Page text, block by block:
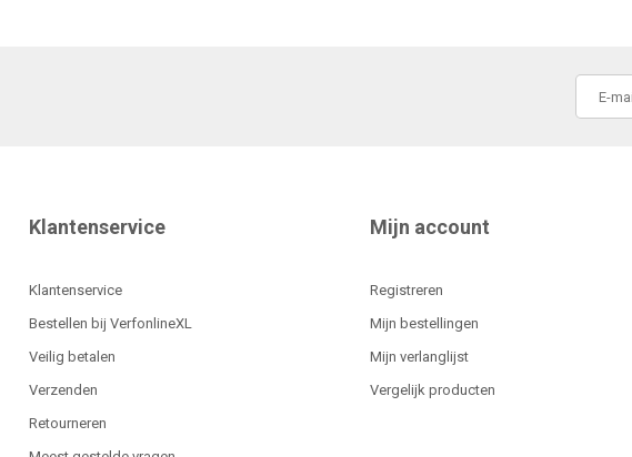
Klantenservice
Klantenservice
Bestellen bij VerfonlineXL
Veilig betalen
Verzenden
Retourneren
Mijn account
Registreren
Mijn bestellingen
Mijn verlanglijst
Vergelijk producten